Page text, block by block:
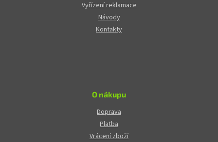
Vyřízení reklamace
Návody
Kontakty
O nákupu
Doprava
Platba
Vrácení zboží